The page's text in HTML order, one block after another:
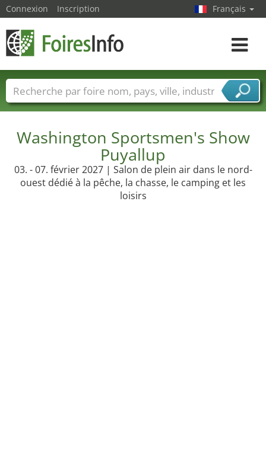
Washington Sportsmen's Show
Puyallup
03. - 07. février 2027 | Salon de plein air dans le nord-
ouest dédié à la pêche, la chasse, le camping et les
loisirs
Connexion Inscription Français
Toggle
Foire noms Pays Villes
Secteurs de foire